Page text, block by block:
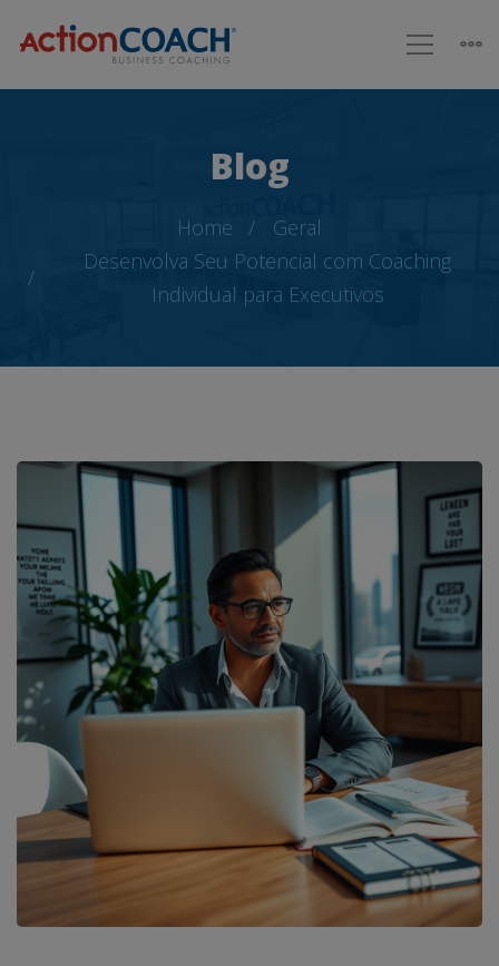
Blog
Home
Geral
Desenvolva Seu Potencial com Coaching
Individual para Executivos